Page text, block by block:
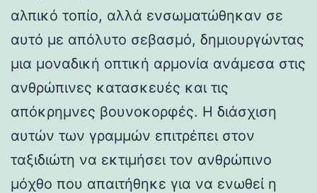
αλπικό τοπίο, αλλά ενσωματώθηκαν σε
αυτό με απόλυτο σεβασμό, δημιουργώντας
μια μοναδική οπτική αρμονία ανάμεσα στις
ανθρώπινες κατασκευές και τις
απόκρημνες βουνοκορφές. Η διάσχιση
αυτών των γραμμών επιτρέπει στον
ταξιδιώτη να εκτιμήσει τον ανθρώπινο
μόχθο που απαιτήθηκε για να ενωθεί η